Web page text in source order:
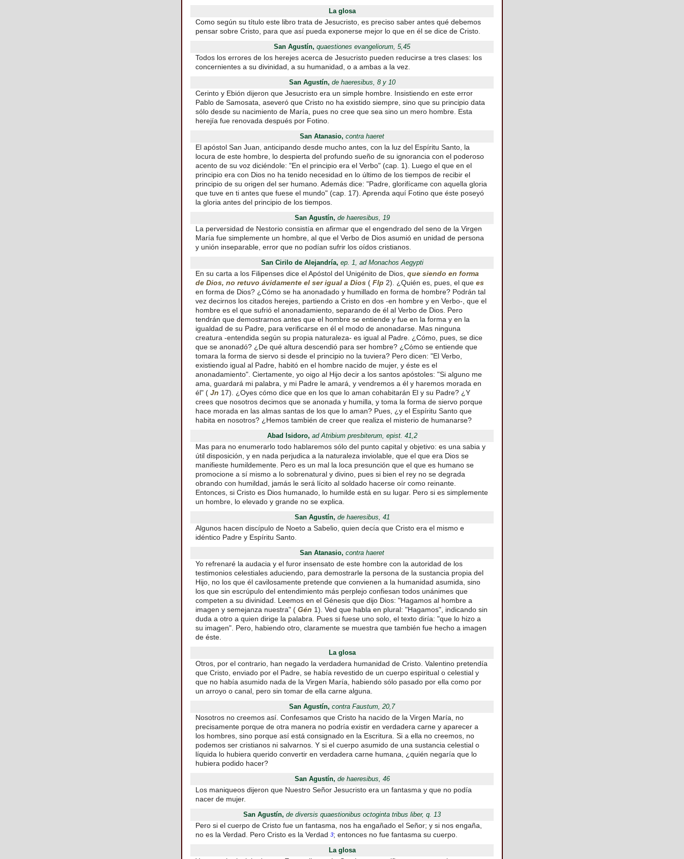
La glosa
Como según su título este libro trata de Jesucristo, es preciso saber antes qué debemos
pensar sobre Cristo, para que así pueda exponerse mejor lo que en él se dice de Cristo.
San Agustín, quaestiones evangeliorum, 5,45
Todos los errores de los herejes acerca de Jesucristo pueden reducirse a tres clases: los
concernientes a su divinidad, a su humanidad, o a ambas a la vez.
San Agustín, de haeresibus, 8 y 10
Cerinto y Ebión dijeron que Jesucristo era un simple hombre. Insistiendo en este error
Pablo de Samosata, aseveró que Cristo no ha existido siempre, sino que su principio data
sólo desde su nacimiento de María, pues no cree que sea sino un mero hombre. Esta
herejía fue renovada después por Fotino.
San Atanasio, contra haeret
El apóstol San Juan, anticipando desde mucho antes, con la luz del Espíritu Santo, la
locura de este hombre, lo despierta del profundo sueño de su ignorancia con el poderoso
acento de su voz diciéndole: "En el principio era el Verbo" (cap. 1). Luego el que en el
principio era con Dios no ha tenido necesidad en lo último de los tiempos de recibir el
principio de su origen del ser humano. Además dice: "Padre, glorifícame con aquella gloria
que tuve en ti antes que fuese el mundo" (cap. 17). Aprenda aquí Fotino que éste poseyó
la gloria antes del principio de los tiempos.
San Agustín, de haeresibus, 19
La perversidad de Nestorio consistía en afirmar que el engendrado del seno de la Virgen
María fue simplemente un hombre, al que el Verbo de Dios asumió en unidad de persona
y unión inseparable, error que no podían sufrir los oídos cristianos.
San Cirilo de Alejandría, ep. 1, ad Monachos Aegypti
En su carta a los Filipenses dice el Apóstol del Unigénito de Dios, que siendo en forma
de Dios, no retuvo ávidamente el ser igual a Dios ( Flp 2). ¿Quién es, pues, el que es
en forma de Dios? ¿Cómo se ha anonadado y humillado en forma de hombre? Podrán tal
vez decirnos los citados herejes, partiendo a Cristo en dos -en hombre y en Verbo-, que el
hombre es el que sufrió el anonadamiento, separando de él al Verbo de Dios. Pero
tendrán que demostrarnos antes que el hombre se entiende y fue en la forma y en la
igualdad de su Padre, para verificarse en él el modo de anonadarse. Mas ninguna
creatura -entendida según su propia naturaleza- es igual al Padre. ¿Cómo, pues, se dice
que se anonadó? ¿De qué altura descendió para ser hombre? ¿Cómo se entiende que
tomara la forma de siervo si desde el principio no la tuviera? Pero dicen: "El Verbo,
existiendo igual al Padre, habitó en el hombre nacido de mujer, y éste es el
anonadamiento". Ciertamente, yo oigo al Hijo decir a los santos apóstoles: "Si alguno me
ama, guardará mi palabra, y mi Padre le amará, y vendremos a él y haremos morada en
él" ( Jn 17). ¿Oyes cómo dice que en los que lo aman cohabitarán El y su Padre? ¿Y
crees que nosotros decimos que se anonada y humilla, y toma la forma de siervo porque
hace morada en las almas santas de los que lo aman? Pues, ¿y el Espíritu Santo que
habita en nosotros? ¿Hemos también de creer que realiza el misterio de humanarse?
Abad Isidoro, ad Atribium presbiterum, epist. 41,2
Mas para no enumerarlo todo hablaremos sólo del punto capital y objetivo: es una sabia y
útil disposición, y en nada perjudica a la naturaleza inviolable, que el que era Dios se
manifieste humildemente. Pero es un mal la loca presunción que el que es humano se
promocione a sí mismo a lo sobrenatural y divino, pues si bien el rey no se degrada
obrando con humildad, jamás le será lícito al soldado hacerse oír como reinante.
Entonces, si Cristo es Dios humanado, lo humilde está en su lugar. Pero si es simplemente
un hombre, lo elevado y grande no se explica.
San Agustín, de haeresibus, 41
Algunos hacen discípulo de Noeto a Sabelio, quien decía que Cristo era el mismo e
idéntico Padre y Espíritu Santo.
San Atanasio, contra haeret
Yo refrenaré la audacia y el furor insensato de este hombre con la autoridad de los
testimonios celestiales aduciendo, para demostrarle la persona de la sustancia propia del
Hijo, no los que él cavilosamente pretende que convienen a la humanidad asumida, sino
los que sin escrúpulo del entendimiento más perplejo confiesan todos unánimes que
competen a su divinidad. Leemos en el Génesis que dijo Dios: "Hagamos al hombre a
imagen y semejanza nuestra" ( Gén 1). Ved que habla en plural: "Hagamos", indicando sin
duda a otro a quien dirige la palabra. Pues si fuese uno solo, el texto diría: "que lo hizo a
su imagen". Pero, habiendo otro, claramente se muestra que también fue hecho a imagen
de éste.
La glosa
Otros, por el contrario, han negado la verdadera humanidad de Cristo. Valentino pretendía
que Cristo, enviado por el Padre, se había revestido de un cuerpo espiritual o celestial y
que no había asumido nada de la Virgen María, habiendo sólo pasado por ella como por
un arroyo o canal, pero sin tomar de ella carne alguna.
San Agustín, contra Faustum, 20,7
Nosotros no creemos así. Confesamos que Cristo ha nacido de la Virgen María, no
precisamente porque de otra manera no podría existir en verdadera carne y aparecer a
los hombres, sino porque así está consignado en la Escritura. Si a ella no creemos, no
podemos ser cristianos ni salvarnos. Y si el cuerpo asumido de una sustancia celestial o
líquida lo hubiera querido convertir en verdadera carne humana, ¿quién negaría que lo
hubiera podido hacer?
San Agustín, de haeresibus, 46
Los maniqueos dijeron que Nuestro Señor Jesucristo era un fantasma y que no podía
nacer de mujer.
San Agustín, de diversis quaestionibus octoginta tribus liber, q. 13
Pero si el cuerpo de Cristo fue un fantasma, nos ha engañado el Señor; y si nos engaña,
no es la Verdad. Pero Cristo es la Verdad 3; entonces no fue fantasma su cuerpo.
La glosa